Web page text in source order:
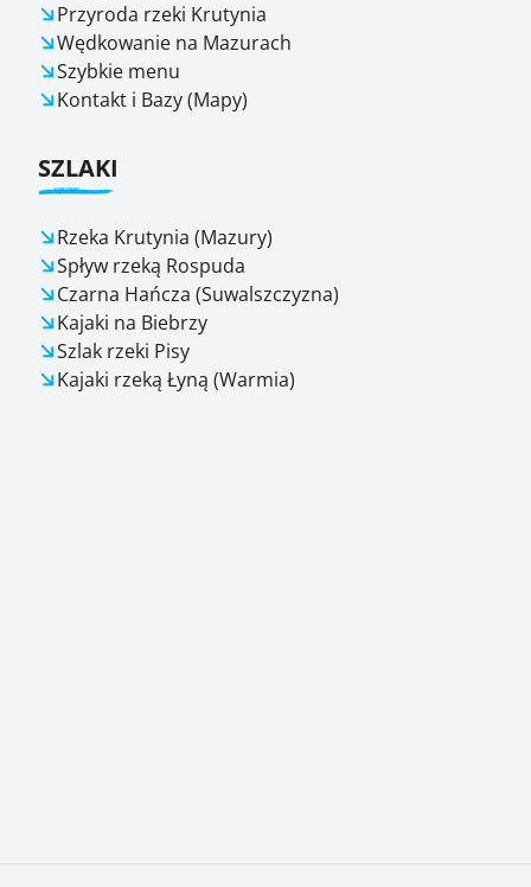
Przyroda rzeki Krutynia
Wędkowanie na Mazurach
Szybkie menu
Kontakt i Bazy (Mapy)
SZLAKI
Rzeka Krutynia (Mazury)
Spływ rzeką Rospuda
Czarna Hańcza (Suwalszczyzna)
Kajaki na Biebrzy
Szlak rzeki Pisy
Kajaki rzeką Łyną (Warmia)